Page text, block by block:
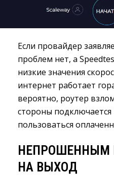
Если провайдер
проблем нет, а
низкие значения
интернет работает
вероятно, роутер
стороны
пользоваться
НЕПРОШЕННЫМ
НА ВЫХОД